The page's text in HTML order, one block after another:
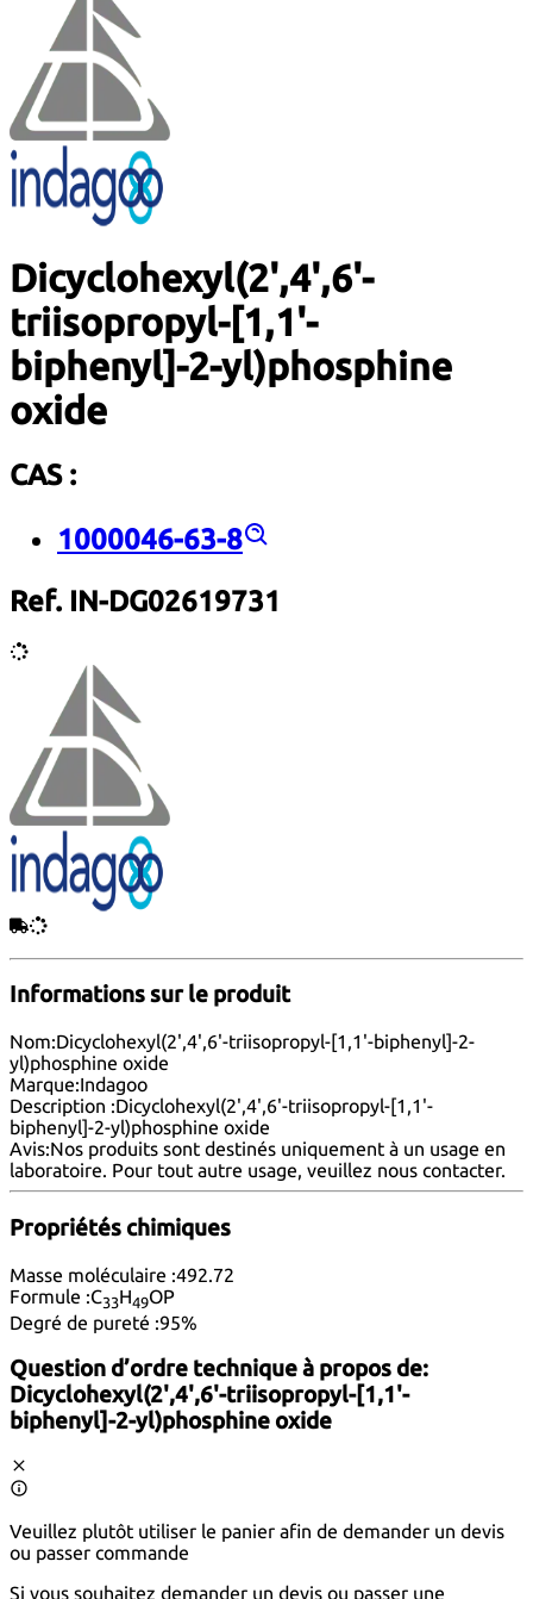
Dicyclohexyl(2',4',6'-
triisopropyl-[1,1'-
biphenyl]-2-yl)phosphine
oxide
CAS :
1000046-63-8
Ref. IN-DG02619731
Informations sur le produit
Nom:Dicyclohexyl(2',4',6'-triisopropyl-[1,1'-biphenyl]-2-
yl)phosphine oxide
Marque:Indagoo
Description :Dicyclohexyl(2',4',6'-triisopropyl-[1,1'-
biphenyl]-2-yl)phosphine oxide
Avis:Nos produits sont destinés uniquement à un usage en
laboratoire. Pour tout autre usage, veuillez nous contacter.
Propriétés chimiques
Masse moléculaire :492.72
Formule :C33H49OP
Degré de pureté :95%
Question d’ordre technique à propos de:
Dicyclohexyl(2',4',6'-triisopropyl-[1,1'-
biphenyl]-2-yl)phosphine oxide
Veuillez plutôt utiliser le panier afin de demander un devis
ou passer commande
Si vous souhaitez demander un devis ou passer une